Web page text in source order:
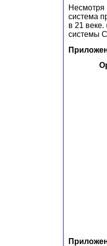
Несмотря
система
в 21 веке.
системы